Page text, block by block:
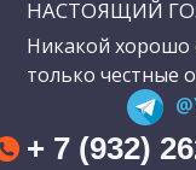
НАСТОЯЩИЙ
Никакой хорошо
только честные
+ 7 (932)